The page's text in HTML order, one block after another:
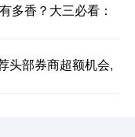
多香？大三必看：
头部券商超额机会,